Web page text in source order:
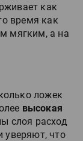
как
время как
мягким, а на
ложек
высокая
слоя расход
уверяют, что